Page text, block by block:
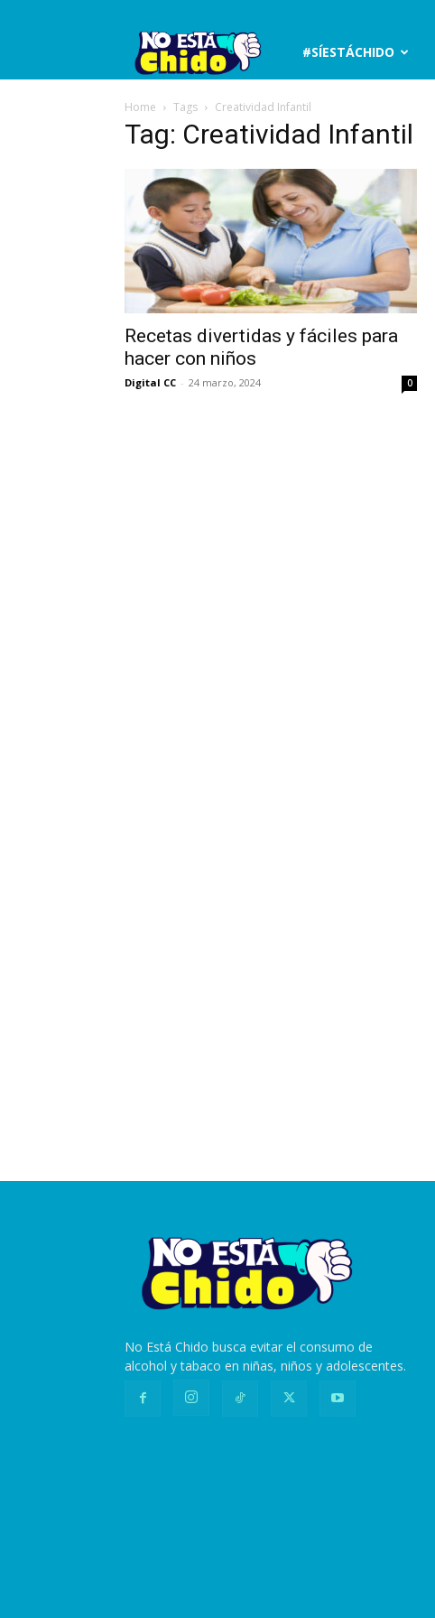
No
está
#SÍESTÁCHIDO
Home Tags Creatividad Infantil
Tag: Creatividad Infantil
Recetas divertidas y fáciles para
hacer con niños
Digital CC - 24 marzo, 2024 0
No Está Chido busca evitar el consumo de
alcohol y tabaco en niñas, niños y adolescentes.